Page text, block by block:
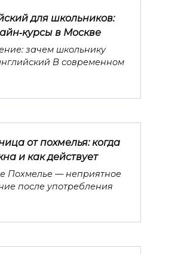
для школьников:
в Москве
зачем школьнику
В современном
от похмелья: когда
и как действует
Похмелье — неприятное
после употребления